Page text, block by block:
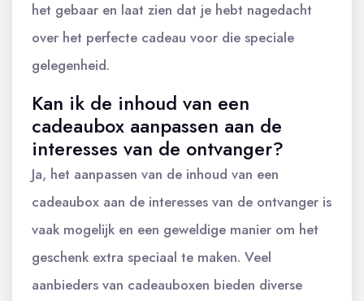
het gebaar en laat zien dat je hebt nagedacht
over het perfecte cadeau voor die speciale
gelegenheid.
Kan ik de inhoud van een
cadeaubox aanpassen aan de
interesses van de ontvanger?
Ja, het aanpassen van de inhoud van een
cadeaubox aan de interesses van de ontvanger is
vaak mogelijk en een geweldige manier om het
geschenk extra speciaal te maken. Veel
aanbieders van cadeauboxen bieden diverse